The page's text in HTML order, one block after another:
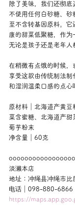
除了美味，我们还彻底
不使用任何白砂糖、砂
至不含转基因原料。
康的甜菜低聚糖，作为
无论是孩子还是老年人
在稍微有点饿的时候，
享受这款由传统制法制
和湿润温柔口感的点心
原材料｜北海道产黄
菜含蜜糖、北海道产
菊芋粉末
净含量｜60克
淡濑本店
地址：冲绳县冲绳市
电话｜098-880-6866
https://